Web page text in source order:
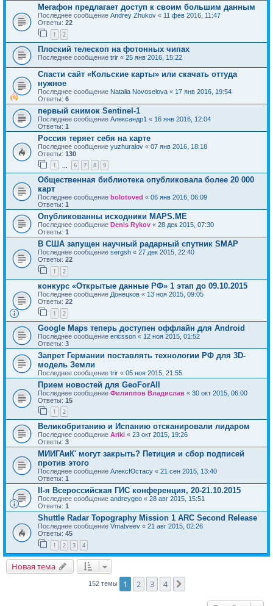
Мегафон предлагает доступ к своим большим данным
Последнее сообщение Andrey Zhukov « 11 фев 2016, 11:47
Ответы: 22
1 2
Плоский телескоп на фотонных чипах
Последнее сообщение trir « 25 янв 2016, 15:22
Спасти сайт «Кольские карты» или скачать оттуда
нужное
Последнее сообщение Natalia Novoselova « 17 янв 2016, 19:54
Ответы: 6
первый снимок Sentinel-1
Последнее сообщение Александр1 « 16 янв 2016, 12:04
Ответы: 1
Россия теряет себя на карте
Последнее сообщение yuzhuralov « 07 янв 2016, 18:18
Ответы: 130
1 6 7 8 9
Общественная библиотека опубликовала более 20 000
карт
Последнее сообщение bolotoved « 06 янв 2016, 06:09
Ответы: 1
Опубликованны исходники MAPS.ME
Последнее сообщение Denis Rykov « 28 дек 2015, 07:30
Ответы: 1
В США запущен научный радарный спутник SMAP
Последнее сообщение sergsh « 27 дек 2015, 22:40
Ответы: 22
1 2
конкурс «Открытые данные РФ» 1 этап до 09.10.2015
Последнее сообщение Донецков « 13 ноя 2015, 09:05
Ответы: 22
1 2
Google Maps теперь доступен оффлайн для Android
Последнее сообщение ericsson « 12 ноя 2015, 01:52
Ответы: 3
Запрет Германии поставлять технологии РФ для 3D-
модель Земли
Последнее сообщение trir « 05 ноя 2015, 21:55
Прием новостей для GeoForAll
Последнее сообщение Филиппов Владислав « 30 окт 2015, 06:00
Ответы: 15
1 2
Великобританию и Испанию отсканировали лидаром
Последнее сообщение Ariki « 23 окт 2015, 19:26
Ответы: 3
МИИГАиК' могут закрыть? Петиция и сбор подписей
против этого
Последнее сообщение АлексЮстасу « 21 сен 2015, 13:40
Ответы: 1
II-я Всероссийская ГИС конференция, 20-21.10.2015
Последнее сообщение andreygeo « 28 авг 2015, 15:51
Ответы: 1
Shuttle Radar Topography Mission 1 ARC Second Release
Последнее сообщение Vmatveev « 21 авг 2015, 02:26
Ответы: 45
1 2 3 4
Новая тема
152 темы 1 2 3 4